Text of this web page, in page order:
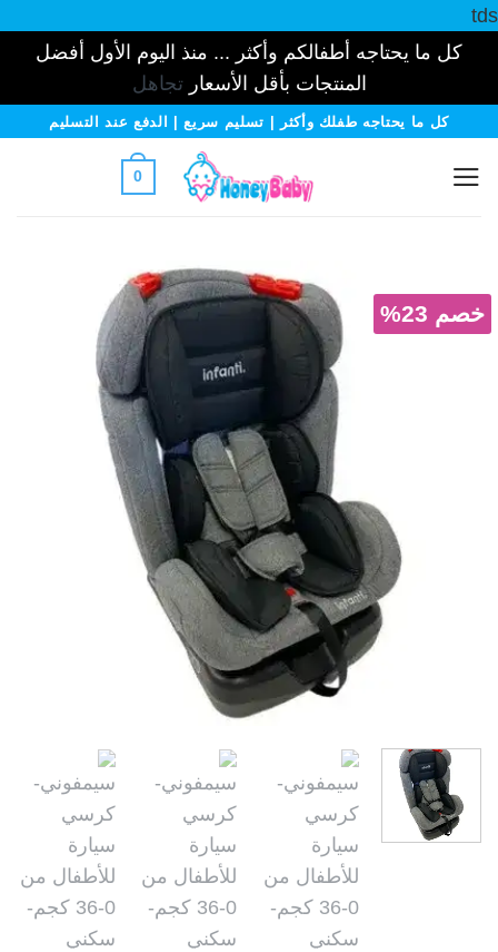
tds
كل ما يحتاجه أطفالكم وأكثر ... منذ اليوم الأول أفضل
المنتجات بأقل الأسعارتجاهل
تخطيكل ما يحتاجه طفلك وأكثر | تسليم سريع | الدفع عند التسليم
0
خصم 23%